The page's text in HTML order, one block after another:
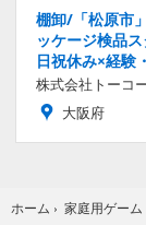
棚卸/「松原市
ッケージ検品
日祝休み×経験
株式会社トーコ
大阪府
ホーム › 家庭用ゲーム